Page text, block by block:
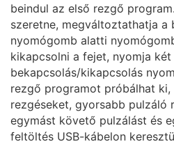
beindul az első rezgő
szeretne, megváltoztathatja a
nyomógomb alatti
kikapcsolni a fejet, nyomja
bekapcsolás/kikapcsolás
rezgő programot próbálhat ki,
rezgéseket, gyorsabb pulzáló
egymást követő pulzálást és
feltöltés USB-kábelon